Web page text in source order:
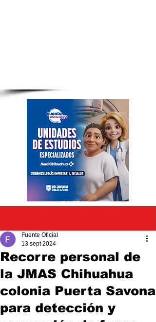
Recorre personal de
la JMAS Chihuahua
colonia Puerta Savona
para detección y
Fuente Oficial
13 sept 2024